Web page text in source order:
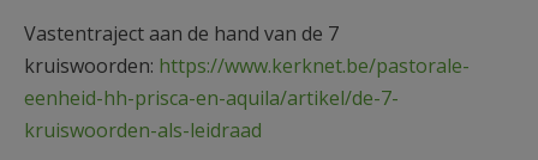
Vastentraject aan de hand van de 7
kruiswoorden: https://www.kerknet.be/pastorale-
eenheid-hh-prisca-en-aquila/artikel/de-7-
kruiswoorden-als-leidraad